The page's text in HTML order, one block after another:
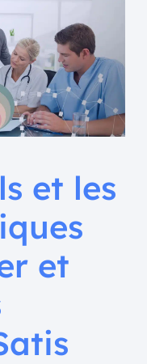
et les
et